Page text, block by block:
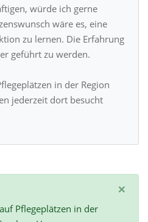
würde ich gerne
wäre es, eine
zu lernen. Die Erfahrung
geführt zu werden.
in der Region
jederzeit dort besucht
×
Pflegeplätzen in der